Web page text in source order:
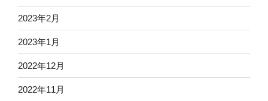
2023年2月
2023年1月
2022年12月
2022年11月